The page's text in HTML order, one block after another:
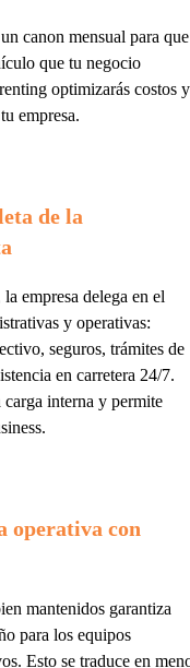
canon mensual para que
que tu negocio
optimizarás costos y
empresa.
de la
empresa delega en el
y operativas:
seguros, trámites de
en carretera 24/7.
interna y permite
operativa con
mantenidos garantiza
para los equipos
Esto se traduce en